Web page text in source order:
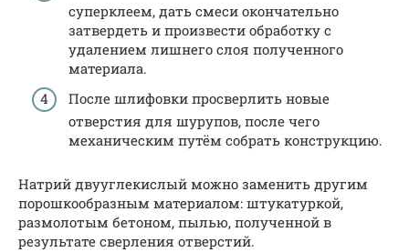
суперклеем, дать смеси окончательно
затвердеть и произвести обработку с
удалением лишнего слоя полученного
материала.
После шлифовки просверлить новые
отверстия для шурупов, после чего
механическим путём собрать конструкцию.
Натрий двууглекислый можно заменить другим
порошкообразным материалом: штукатуркой,
размолотым бетоном, пылью, полученной в
результате сверления отверстий.